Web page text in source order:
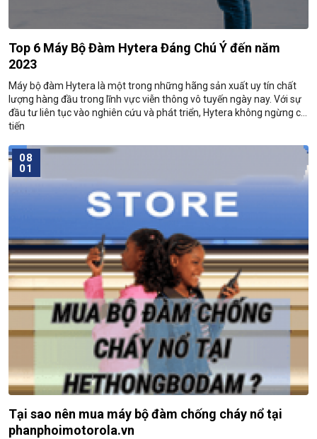
Top 6 Máy Bộ Đàm Hytera Đáng Chú Ý đến năm
2023
Máy bộ đàm Hytera là một trong những hãng sản xuất uy tín chất
lượng hàng đầu trong lĩnh vực viễn thông vô tuyến ngày nay. Với sự
đầu tư liên tục vào nghiên cứu và phát triển, Hytera không ngừng cải
tiến
08
01
Tại sao nên mua máy bộ đàm chống cháy nổ tại
phanphoimotorola.vn